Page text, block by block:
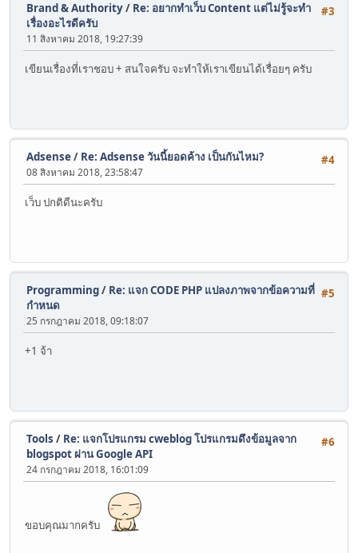
#3
Brand & Authority/ Re: อยากทำเว็บ Content แต่ไม่รู้จะทำ
เรื่องอะไรดีครับ
11 สิงหาคม 2018, 19:27:39
เขียนเรื่องที่เราชอบ + สนใจครับ จะทำให้เราเขียนได้เรื่อยๆ ครับ
#4
Adsense/ Re: Adsense วันนี้ยอดค้าง เป็นกันไหม?
08 สิงหาคม 2018, 23:58:47
เว็บ ปกติดีนะครับ
#5
Programming/ Re: แจก CODE PHP แปลงภาพจากข้อความที่
กำหนด
25 กรกฎาคม 2018, 09:18:07
+1 จ้า
#6
Tools / Re: แจกโปรแกรม cweblog โปรแกรมดึงข้อมูลจาก
blogspot ผ่าน Google API
24 กรกฎาคม 2018, 16:01:09
ขอบคุณมากครับ